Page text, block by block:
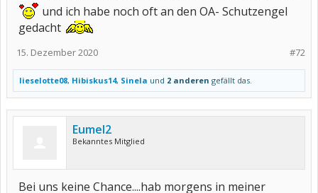
und ich habe noch oft an den OA- Schutzengel
gedacht
#72
15. Dezember 2020
lieselotte08, Hibiskus14, Sinela und 2 anderen gefällt das.
Eumel2
Bekanntes Mitglied
Bei uns keine Chance....hab morgens in meiner